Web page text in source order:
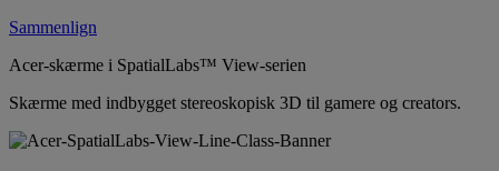
Sammenlign
Acer-skærme i SpatialLabs™ View-serien
Skærme med indbygget stereoskopisk 3D til gamere og creators.